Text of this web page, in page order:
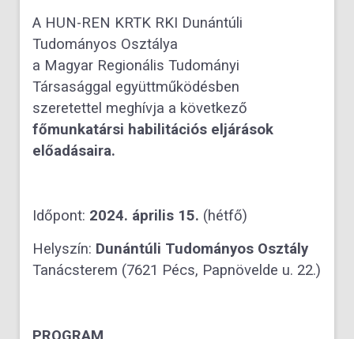
A HUN-REN KRTK RKI Dunántúli
Tudományos Osztálya
a Magyar Regionális Tudományi
Társasággal együttműködésben
szeretettel meghívja a következő
főmunkatársi habilitációs eljárások
előadásaira.
Időpont: 2024. április 15. (hétfő)
Helyszín: Dunántúli Tudományos Osztály
Tanácsterem (7621 Pécs, Papnövelde u. 22.)
PROGRAM